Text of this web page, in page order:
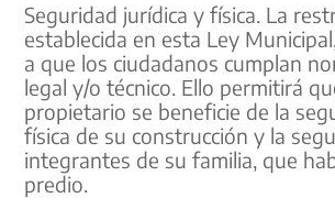
Seguridad jurídica y física. La
establecida en esta Ley
a que los ciudadanos cumplan
legal y/o técnico. Ello permitirá
propietario se beneficie de la
física de su construcción y la
integrantes de su familia, que
predio.